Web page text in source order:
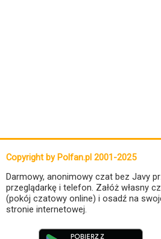
Copyright by Polfan.pl 2001-2025
Darmowy, anonimowy czat bez Javy
przeglądarkę i telefon. Załóż własny
(pokój czatowy online) i osadź na
stronie internetowej.